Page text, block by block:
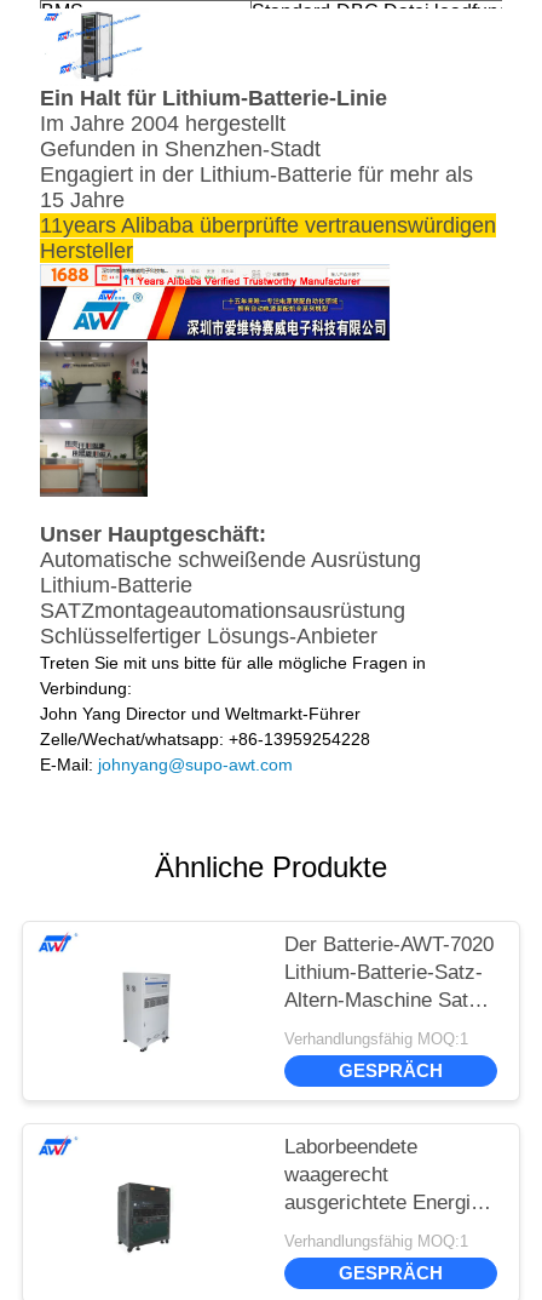
BMS
Communicationmodule
Standard-DBC Datei loadfunction
Aus dritter
Quelledeviceintegration kundengebundenes
Verbindungsstück, etc.
Ein Halt für Lithium-Batterie-Linie
Im Jahre 2004 hergestellt
Gefunden in Shenzhen-Stadt
Engagiert in der Lithium-Batterie für mehr als
15 Jahre
11years Alibaba überprüfte vertrauenswürdigen
Hersteller
Unser Hauptgeschäft:
Automatische schweißende Ausrüstung
Lithium-Batterie
SATZmontageautomationsausrüstung
Schlüsselfertiger Lösungs-Anbieter
Treten Sie mit uns bitte für alle mögliche Fragen in
Verbindung:
John Yang Director und Weltmarkt-Führer
Zelle/Wechat/whatsapp: +86-13959254228
E-Mail: johnyang@supo-awt.com
Ähnliche Produkte
Der Batterie-AWT-7020
Lithium-Batterie-Satz-
Altern-Maschine Satz-
Test-des System-100V
40A
Verhandlungsfähig MOQ:1
GESPRÄCH
Laborbeendete
waagerecht
ausgerichtete Energie-
Batterie-Satz-
Prüfvorrichtung
halb,/fertiges Prüfungs-
Verhandlungsfähig MOQ:1
GESPRÄCH